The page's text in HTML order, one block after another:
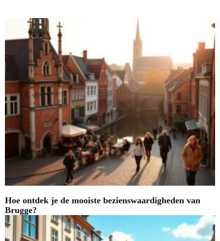
Hoe ontdek je de mooiste bezienswaardigheden van
Brugge?